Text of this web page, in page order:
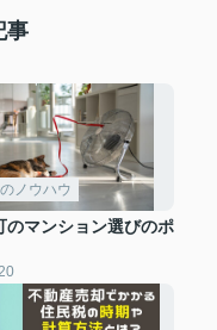
事
ノウハウ
のマンション選びのポ